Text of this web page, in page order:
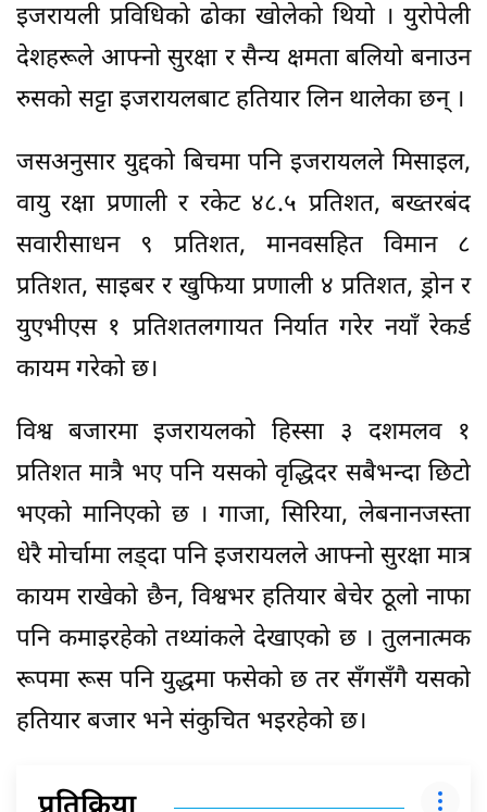
इजरायली प्रविधिको ढोका खोलेको थियो । युरोपेली
देशहरूले आफ्नो सुरक्षा र सैन्य क्षमता बलियो बनाउन
रुसको सट्टा इजरायलबाट हतियार लिन थालेका छन् ।
जसअनुसार युद्दको बिचमा पनि इजरायलले मिसाइल,
वायु रक्षा प्रणाली र रकेट ४८.५ प्रतिशत, बख्तरबंद
सवारीसाधन ९ प्रतिशत, मानवसहित विमान ८
प्रतिशत, साइबर र खुफिया प्रणाली ४ प्रतिशत, ड्रोन र
युएभीएस १ प्रतिशतलगायत निर्यात गरेर नयाँ रेकर्ड
कायम गरेको छ।
विश्व बजारमा इजरायलको हिस्सा ३ दशमलव १
प्रतिशत मात्रै भए पनि यसको वृद्धिदर सबैभन्दा छिटो
भएको मानिएको छ । गाजा, सिरिया, लेबनानजस्ता
धेरै मोर्चामा लड्दा पनि इजरायलले आफ्नो सुरक्षा मात्र
कायम राखेको छैन, विश्वभर हतियार बेचेर ठूलो नाफा
पनि कमाइरहेको तथ्यांकले देखाएको छ । तुलनात्मक
रूपमा रूस पनि युद्धमा फसेको छ तर सँगसँगै यसको
हतियार बजार भने संकुचित भइरहेको छ।